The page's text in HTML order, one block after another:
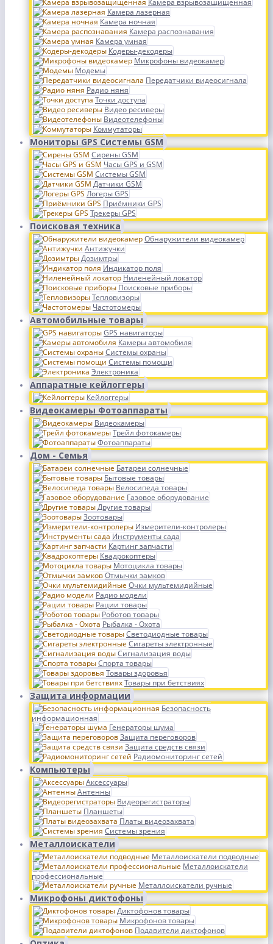
Камера взрывозащищенная
Камера лазерная
Камера ночная
Камера распознавания
Камера умная
Кодеры-декодеры
Микрофоны видеокамер
Модемы
Передатчики видеосигнала
Радио няня
Точки доступа
Видео ресиверы
Видеотелефоны
Коммутаторы
Мониторы GPS Системы GSM
Сирены GSM
Часы GPS и GSM
Системы GSM
Датчики GSM
Логеры GPS
Приёмники GPS
Трекеры GPS
Поисковая техника
Обнаружители видеокамер
Антижучки
Дозимтры
Индикатор поля
Ниленейный локатор
Поисковые приборы
Тепловизоры
Частотомеры
Автомобильные товары
GPS навигаторы
Камеры автомобиля
Системы охраны
Системы помощи
Электроника
Аппаратные кейлоггеры
Кейлоггеры
Видеокамеры Фотоаппараты
Видеокамеры
Трейл фотокамеры
Фотоаппараты
Дом - Семья
Батареи солнечные
Бытовые товары
Велосипеда товары
Газовое оборудование
Другие товары
Зоотовары
Измерители-контролеры
Инструменты сада
Картинг запчасти
Квадрокоптеры
Мотоцикла товары
Отмычки замков
Очки мультемидийные
Радио модели
Рации товары
Роботов товары
Рыбалка - Охота
Светодиодные товары
Сигареты электронные
Сигнализация воды
Спорта товары
Товары здоровья
Товары при бетствиях
Защита информации
Безопасность
информационная
Генераторы шума
Защита переговоров
Защита средств связи
Радиомониторинг сетей
Компьютеры
Аксессуары
Антенны
Видеорегистраторы
Планшеты
Платы видеозахвата
Системы зрения
Металлоискатели
Металлоискатели подводные
Металлоискатели
профессиональные
Металлоискатели ручные
Микрофоны диктофоны
Диктофонов товары
Микрофонов товары
Подавители диктофонов